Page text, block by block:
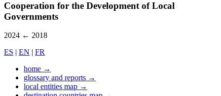
Cooperation for the Development of Local
Governments
2024 ← 2018
ES | EN | FR
home →
glossary and reports →
local entities map →